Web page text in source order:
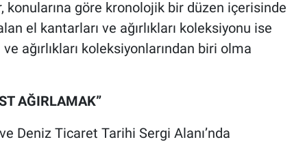
konularına göre kronolojik bir düzen içerisinde
el kantarları ve ağırlıkları koleksiyonu ise
ağırlıkları koleksiyonlarından biri olma
AĞIRLAMAK”
Deniz Ticaret Tarihi Sergi Alanı’nda